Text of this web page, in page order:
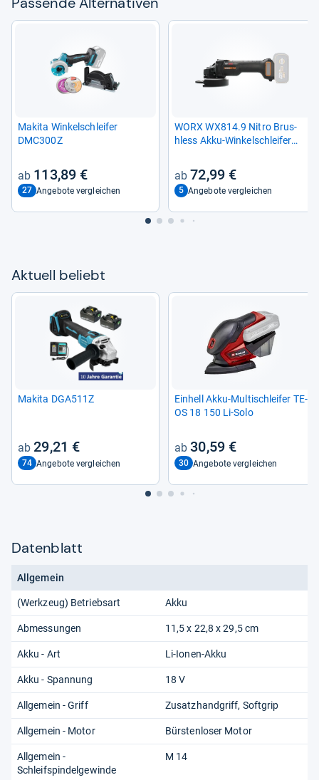
Makita Win­kel­schlei­fer
DMC300Z
113,89 €
27 Angebote vergleichen
WORX WX814.9 Nitro Brus­
hless Akku-​Win­kel­schlei­fer
72,99 €
5 Angebote vergleichen
Aktu­ell beliebt
Makita DGA511Z
29,21 €
74 Angebote vergleichen
Ein­hell Akku-​Mul­tischlei­fer TE-​
OS 18 150 Li-​Solo
30,59 €
30 Angebote vergleichen
Datenblatt
Allgemein
(Werkzeug) Betriebsart Akku
Abmessungen 11,5 x 22,8 x 29,5 cm
Akku - Art Li-Ionen-Akku
Akku - Spannung 18 V
Allgemein - Griff Zusatzhandgriff, Softgrip
Allgemein - Motor Bürstenloser Motor
Allgemein -
Schleifspindelgewinde
M 14